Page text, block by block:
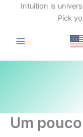
Intuition is
Pick
Um